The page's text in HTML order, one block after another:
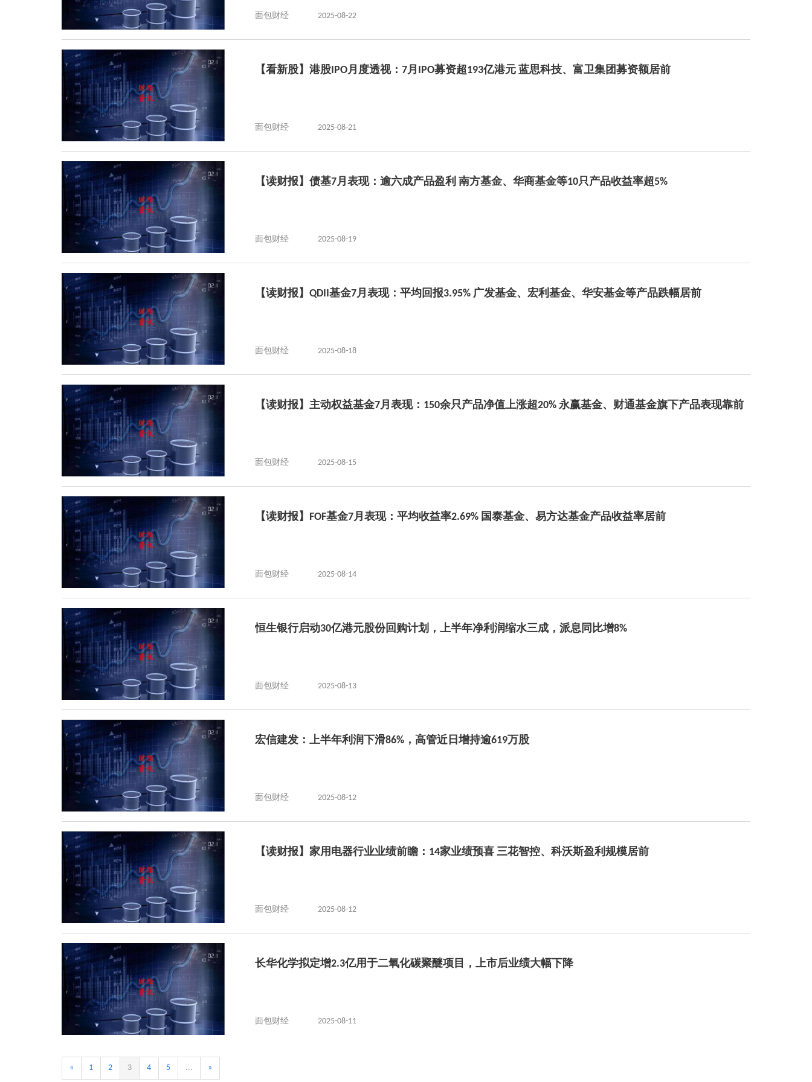
面包财经 2025-08-22
【看新股】港股IPO月度透视：7月IPO募资超193亿港元 蓝思科技、富卫集团募资额居前
面包财经 2025-08-21
【读财报】债基7月表现：逾六成产品盈利 南方基金、华商基金等10只产品收益率超5%
面包财经 2025-08-19
【读财报】QDII基金7月表现：平均回报3.95% 广发基金、宏利基金、华安基金等产品跌幅居前
面包财经 2025-08-18
【读财报】主动权益基金7月表现：150余只产品净值上涨超20% 永赢基金、财通基金旗下产品表现靠前
面包财经 2025-08-15
【读财报】FOF基金7月表现：平均收益率2.69% 国泰基金、易方达基金产品收益率居前
面包财经 2025-08-14
恒生银行启动30亿港元股份回购计划，上半年净利润缩水三成，派息同比增8%
面包财经 2025-08-13
宏信建发：上半年利润下滑86%，高管近日增持逾619万股
面包财经 2025-08-12
【读财报】家用电器行业业绩前瞻：14家业绩预喜 三花智控、科沃斯盈利规模居前
面包财经 2025-08-12
长华化学拟定增2.3亿用于二氧化碳聚醚项目，上市后业绩大幅下降
面包财经 2025-08-11
« 1 2 3 4 5 ... »